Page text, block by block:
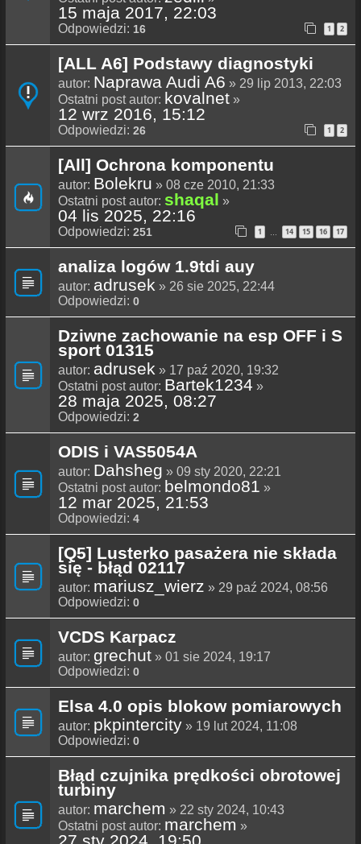
15 maja 2017, 22:03
Odpowiedzi: 16 1 2
[ALL A6] Podstawy diagnostyki
autor: Naprawa Audi A6 » 29 lip 2013, 22:03
Ostatni post autor: kovalnet »
12 wrz 2016, 15:12
Odpowiedzi: 26 1 2
[All] Ochrona komponentu
autor: Bolekru » 08 cze 2010, 21:33
Ostatni post autor: shaqal »
04 lis 2025, 22:16
Odpowiedzi: 251 1 … 14 15 16 17
analiza logów 1.9tdi auy
autor: adrusek » 26 sie 2025, 22:44
Odpowiedzi: 0
Dziwne zachowanie na esp OFF i S
sport 01315
autor: adrusek » 17 paź 2020, 19:32
Ostatni post autor: Bartek1234 »
28 maja 2025, 08:27
Odpowiedzi: 2
ODIS i VAS5054A
autor: Dahsheg » 09 sty 2020, 22:21
Ostatni post autor: belmondo81 »
12 mar 2025, 21:53
Odpowiedzi: 4
[Q5] Lusterko pasażera nie składa
się - błąd 02117
autor: mariusz_wierz » 29 paź 2024, 08:56
Odpowiedzi: 0
VCDS Karpacz
autor: grechut » 01 sie 2024, 19:17
Odpowiedzi: 0
Elsa 4.0 opis blokow pomiarowych
autor: pkpintercity » 19 lut 2024, 11:08
Odpowiedzi: 0
Błąd czujnika prędkości obrotowej
turbiny
autor: marchem » 22 sty 2024, 10:43
Ostatni post autor: marchem »
27 sty 2024, 19:50